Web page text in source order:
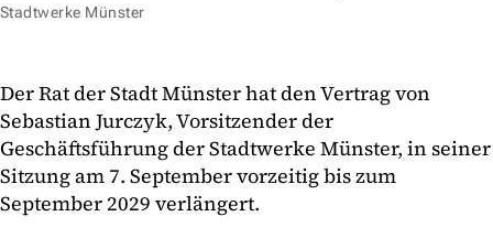
Stadtwerke Münster
Der Rat der Stadt Münster hat den Vertrag von
Sebastian Jurczyk, Vorsitzender der
Geschäftsführung der Stadtwerke Münster, in seiner
Sitzung am 7. September vorzeitig bis zum
September 2029 verlängert.